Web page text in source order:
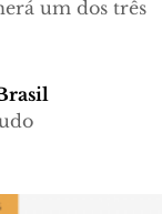
um dos três